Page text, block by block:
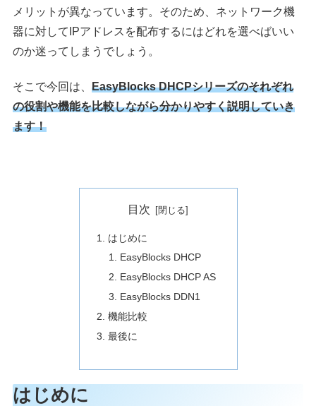
メリットが異なっています。そのため、ネットワーク機
器に対してIPアドレスを配布するにはどれを選べばいい
のか迷ってしまうでしょう。
そこで今回は、EasyBlocks DHCPシリーズのそれぞれ
の役割や機能を比較しながら分かりやすく説明していき
ます！
目次
はじめに
EasyBlocks DHCP
EasyBlocks DHCP AS
EasyBlocks DDN1
機能比較
最後に
はじめに